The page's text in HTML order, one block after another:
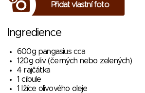
Přidat vlastní foto
Ingredience
600g pangasius cca
120g oliv (černých nebo zelených)
4 rajčátka
1 cibule
1 lžíce olivového oleje